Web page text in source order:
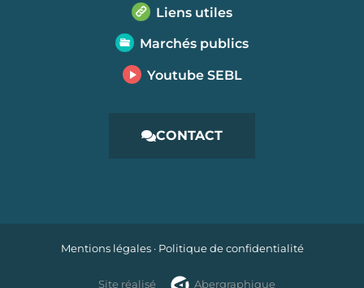
Liens utiles
Marchés publics
Youtube SEBL
CONTACT
Mentions légales· Politique de confidentialité
Site réalisé Abergraphique